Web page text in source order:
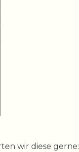
wir diese gerne: